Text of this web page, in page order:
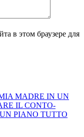
в этом браузере для
MADRE IN UN
IL CONTO-
PIANO TUTTO